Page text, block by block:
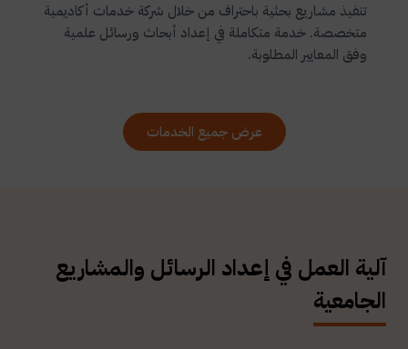
تنفيذ مشاريع بحثية باحتراف من خلال شركة خدمات أكاديمية
متخصصة. خدمة متكاملة في إعداد أبحاث ورسائل علمية
وفق المعايير المطلوبة.
عرض جميع الخدمات
آلية العمل في إعداد الرسائل والمشاريع
الجامعية